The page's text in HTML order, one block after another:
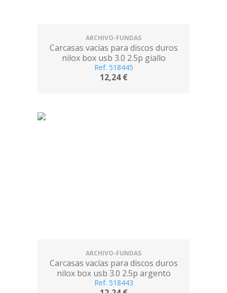
ARCHIVO-FUNDAS
Carcasas vacías para discos duros
nilox box usb 3.0 2.5p giallo
Ref. 518445
12,24 €
ARCHIVO-FUNDAS
Carcasas vacías para discos duros
nilox box usb 3.0 2.5p argento
Ref. 518443